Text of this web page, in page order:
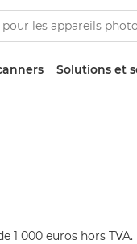
Solutions et
1 000 euros hors TVA.